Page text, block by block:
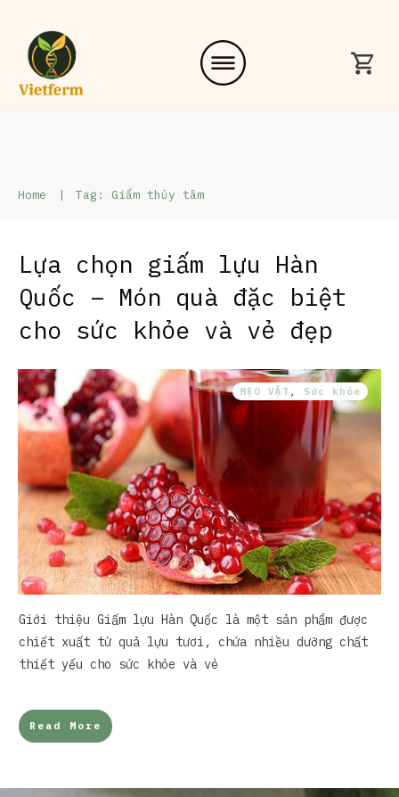
Home | Tag: Giấm thủy tâm
Lựa chọn giấm lựu Hàn
Quốc – Món quà đặc biệt
cho sức khỏe và vẻ đẹp
MẸO VẶT Sức khỏe
Giới thiệu Giấm lựu Hàn Quốc là một sản phẩm được
chiết xuất từ quả lựu tươi, chứa nhiều dưỡng chất
thiết yếu cho sức khỏe và vẻ
Read More